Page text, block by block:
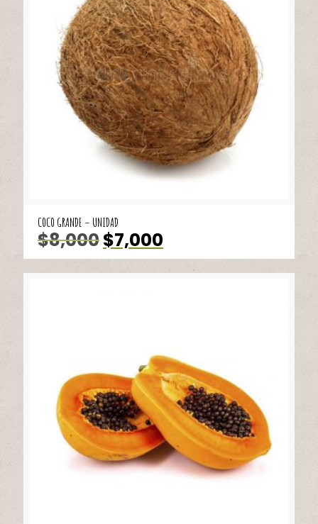
COCO GRANDE – UNIDAD
$8,000El
precio
original
era:
$7,000
precio
actual
es: